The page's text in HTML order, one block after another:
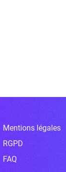
Mentions légales
RGPD
FAQ